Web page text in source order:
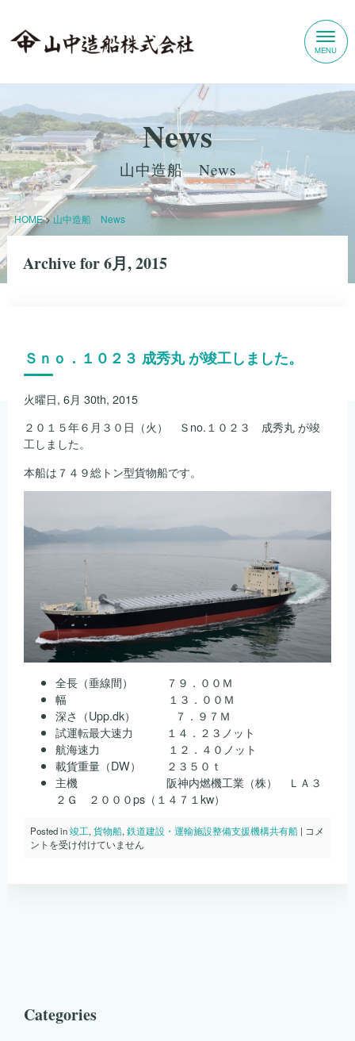
News
山中造船 News
HOME>山中造船 News
Archive for 6月, 2015
Ｓｎｏ．１０２３ 成秀丸 が竣工しました。
火曜日, 6月 30th, 2015
２０１５年６月３０日（火） Ｓno.１０２３ 成秀丸 が竣
工しました。
本船は７４９総トン型貨物船です。
全長（垂線間） ７９．００Ｍ
幅 １３．００Ｍ
深さ（Upp.dk） ７．９７Ｍ
試運転最大速力 １４．２３ノット
航海速力 １２．４０ノット
載貨重量（DW） ２３５０ｔ
主機 阪神内燃機工業（株） ＬＡ３
２Ｇ ２０００ps（１４７１kw）
Posted in竣工,貨物船,鉄道建設・運輸施設整備支援機構共有船 | Ｓ
コメ
ントを受け付けていません
Categories